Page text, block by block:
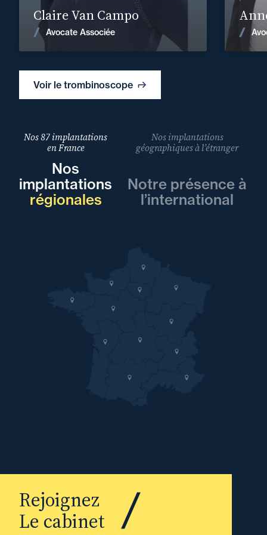
Voir le trombinoscope
Claire Van Campo
Avocate AssociéeVoir les actualités
Nos 87 implantations
en France
Nos
implantations
régionales
Nos implantations
géographiques à l’étranger
Notre présence à
l’international
Rejoignez
Le cabinet